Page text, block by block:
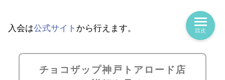
入会は公式サイト から行えます。
チョコザップ神戸トアロード店
目次